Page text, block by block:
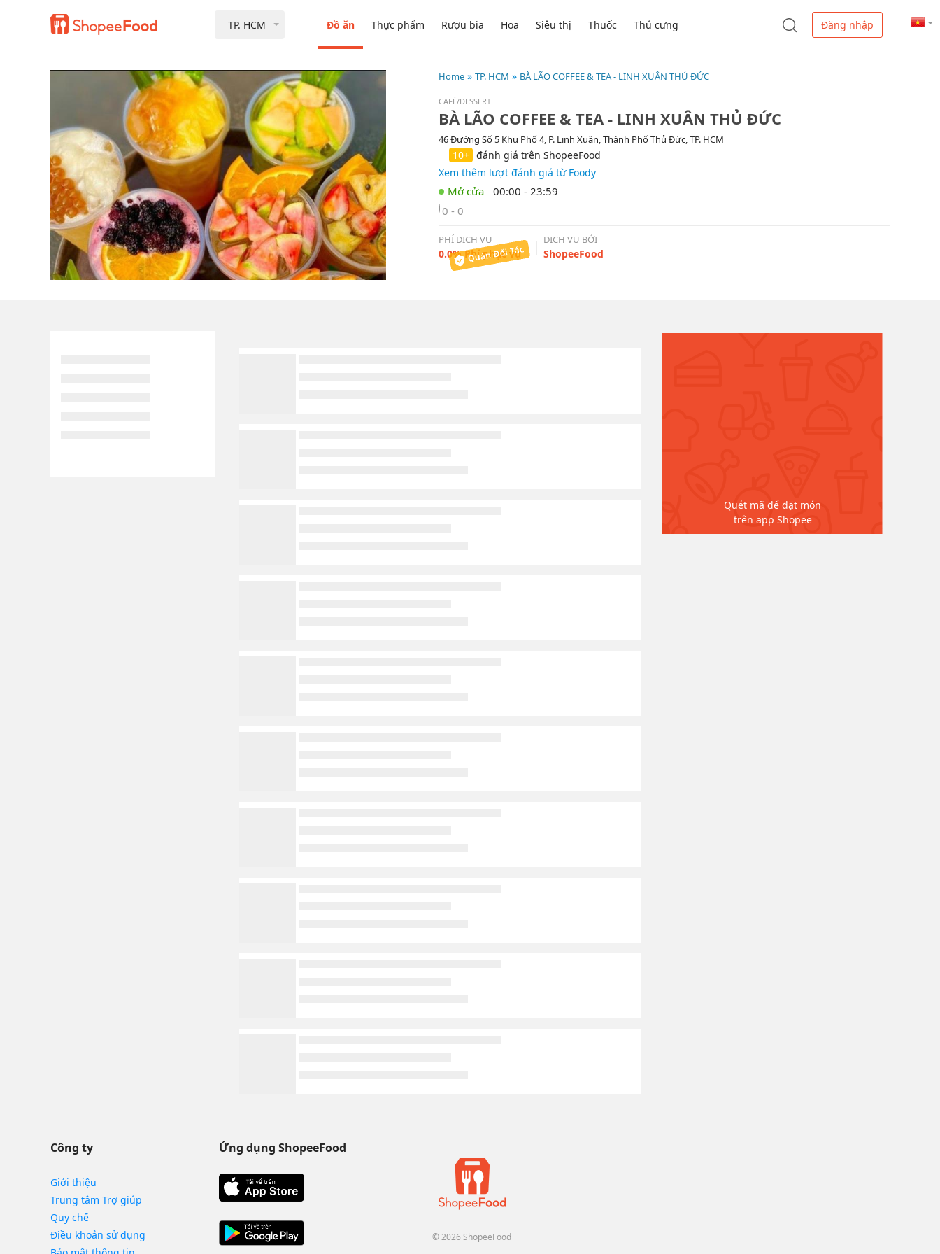
TP. HCM Đồ ăn Thực phẩm Rượu bia Hoa Siêu thị Thuốc Thú cưng Đăng nhập
Home TP. HCM BÀ LÃO COFFEE & TEA - LINH XUÂN THỦ ĐỨC
CAFÉ/DESSERT
BÀ LÃO COFFEE & TEA - LINH XUÂN THỦ ĐỨC
46 Đường Số 5 Khu Phố 4, P. Linh Xuân, Thành Phố Thủ Đức, TP. HCM
10+ đánh giá trên ShopeeFood
Xem thêm lượt đánh giá từ Foody
00:00 - 23:59
0 - 0
PHÍ DỊCH VỤ
0.0% Phí phục vụ
DỊCH VỤ BỞI
ShopeeFood
Quét mã để đặt món
trên app Shopee
Công ty
Giới thiệu
Trung tâm Trợ giúp
Quy chế
Điều khoản sử dụng
Ứng dụng ShopeeFood
© 2026 ShopeeFood